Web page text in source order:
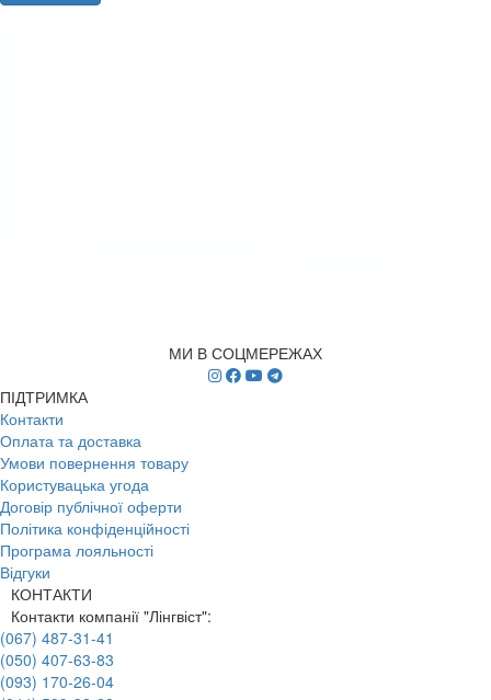
МИ В СОЦМЕРЕЖАХ
ПІДТРИМКА
Контакти
Оплата та доставка
Умови повернення товару
Користувацька угода
Договір публічної оферти
Політика конфіденційності
Програма лояльності
Відгуки
КОНТАКТИ
Контакти компанії "Лінгвіст":
(067) 487-31-41
(050) 407-63-83
(093) 170-26-04